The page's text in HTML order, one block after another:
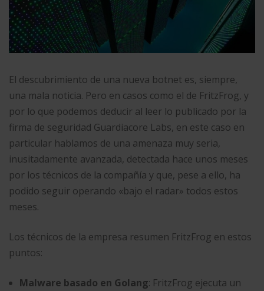
El descubrimiento de una nueva botnet es, siempre,
una mala noticia. Pero en casos como el de FritzFrog, y
por lo que podemos deducir al leer lo publicado por la
firma de seguridad Guardiacore Labs, en este caso en
particular hablamos de una amenaza muy seria,
inusitadamente avanzada, detectada hace unos meses
por los técnicos de la compañía y que, pese a ello, ha
podido seguir operando «bajo el radar» todos estos
meses.
Los técnicos de la empresa resumen FritzFrog en estos
puntos:
Malware basado en Golang: FritzFrog ejecuta un